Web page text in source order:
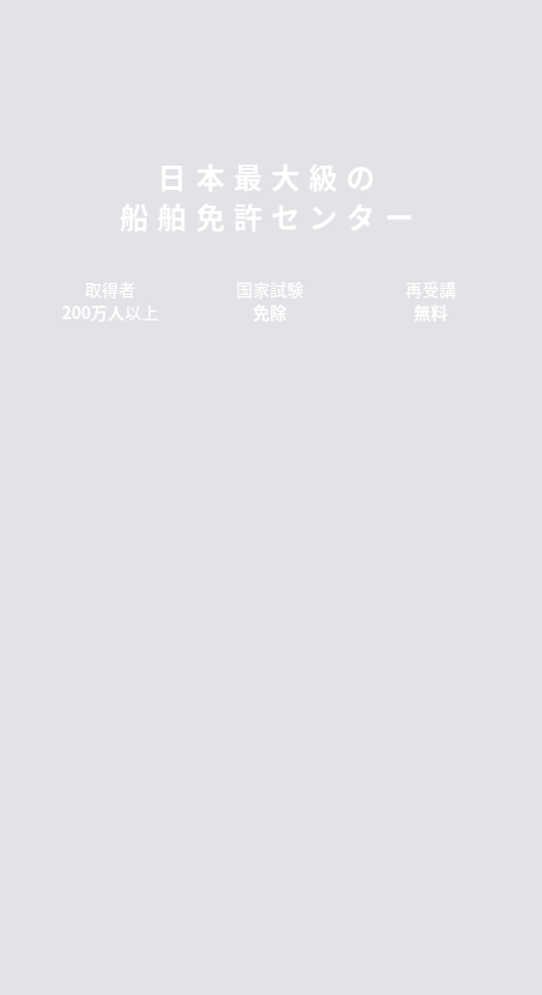
日本最大級の
船舶免許センター
取得者
200万人 以上
国家試験
免除
再受講
無料